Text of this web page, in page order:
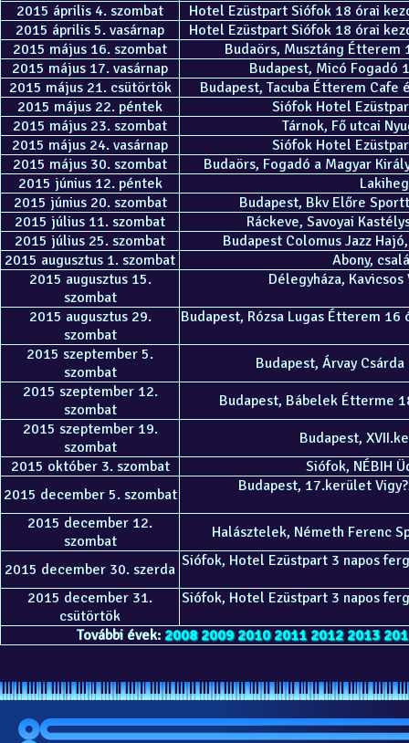
2015 április 4. szombat
Hotel Ezüstpart Siófok 18 órai
2015 április 5. vasárnap
Hotel Ezüstpart Siófok 18 órai
2015 május 16. szombat
Budaörs, Musztáng
2015 május 17. vasárnap
Budapest, Micó Fogadó
2015 május 21. csütörtök
Budapest, Tacuba Étterem
2015 május 22. péntek
Siófok Hotel
2015 május 23. szombat
Tárnok, Fő utcai
2015 május 24. vasárnap
Siófok Hotel
2015 május 30. szombat
Budaörs, Fogadó a Magyar
2015 június 12. péntek
2015 június 20. szombat
Budapest, Bkv Előre
2015 július 11. szombat
Ráckeve, Savoyai
2015 július 25. szombat
Budapest Colomus Jazz
2015 augusztus 1. szombat
Abony,
2015 augusztus 15.
szombat
Délegyháza,
2015 augusztus 29.
szombat
Budapest, Rózsa Lugas Étterem
2015 szeptember 5.
szombat
Budapest, Árvay
2015 szeptember 12.
szombat
Budapest, Bábelek Étterme
2015 szeptember 19.
szombat
Budapest,
2015 október 3. szombat
Siófok, NÉBIH
2015 december 5. szombat
Budapest, 17.kerület
2015 december 12.
szombat
Halásztelek, Németh Ferenc
2015 december 30. szerda Siófok, Hotel Ezüstpart 3 napos
2015 december 31.
csütörtök
Siófok, Hotel Ezüstpart 3 napos
További évek: 2008 2009 2010 2011 2012 2013